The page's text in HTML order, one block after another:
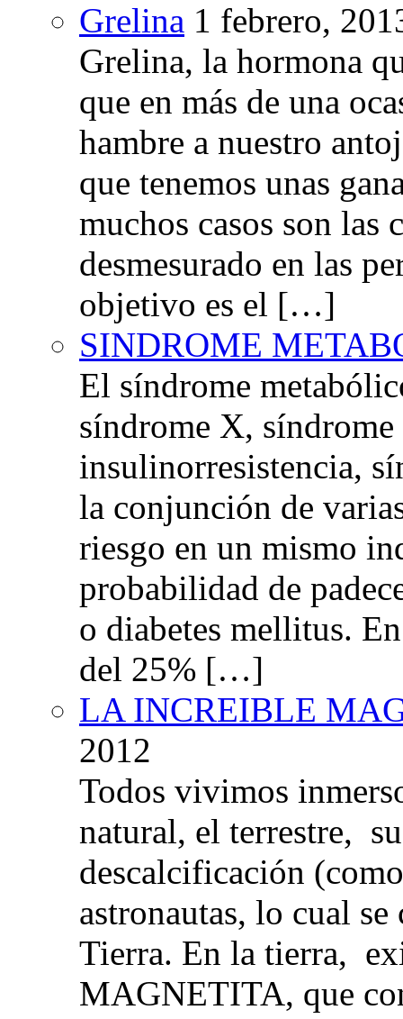
Grelina 1 febrero,
Grelina, la hormona
que en más de una
hambre a nuestro
que tenemos unas
muchos casos son las
desmesurado en las
objetivo es el […]
SINDROME
El síndrome
síndrome X,
insulinorresistencia,
la conjunción de
riesgo en un mismo
probabilidad de
o diabetes mellitus.
del 25% […]
LA INCREIBLE
2012
Todos vivimos
natural, el terrestre,
descalcificación
astronautas, lo cual
Tierra. En la tierra,
MAGNETITA, que